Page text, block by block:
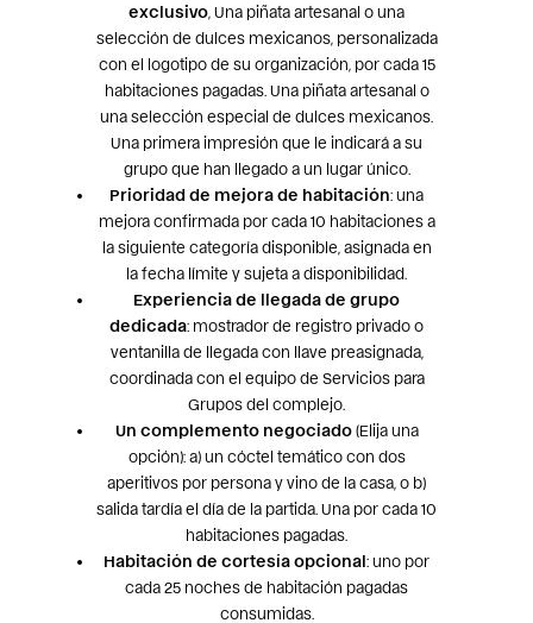
exclusivo , Una piñata artesanal o una
selección de dulces mexicanos, personalizada
con el logotipo de su organización, por cada 15
habitaciones pagadas. Una piñata artesanal o
una selección especial de dulces mexicanos.
Una primera impresión que le indicará a su
grupo que han llegado a un lugar único.
Prioridad de mejora de habitación: una
mejora confirmada por cada 10 habitaciones a
la siguiente categoría disponible, asignada en
la fecha límite y sujeta a disponibilidad.
Experiencia de llegada de grupo
dedicada: mostrador de registro privado o
ventanilla de llegada con llave preasignada,
coordinada con el equipo de Servicios para
Grupos del complejo.
Un complemento negociado(Elija una
opción): a) un cóctel temático con dos
aperitivos por persona y vino de la casa, o b)
salida tardía el día de la partida. Una por cada 10
habitaciones pagadas.
Habitación de cortesía opcional: uno por
cada 25 noches de habitación pagadas
consumidas.